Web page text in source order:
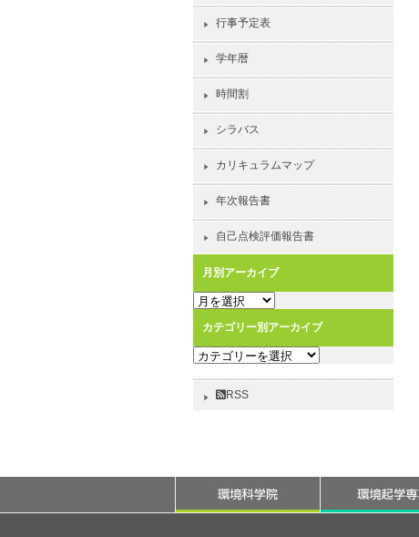
行事予定表
学年暦
時間割
シラバス
カリキュラムマップ
年次報告書
自己点検評価報告書
月別アーカイブ
月
ー
カ
イ
カテゴリー別アーカイブ
カ
ゴ
カ
RSS